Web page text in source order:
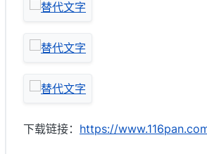
下载链接： https://